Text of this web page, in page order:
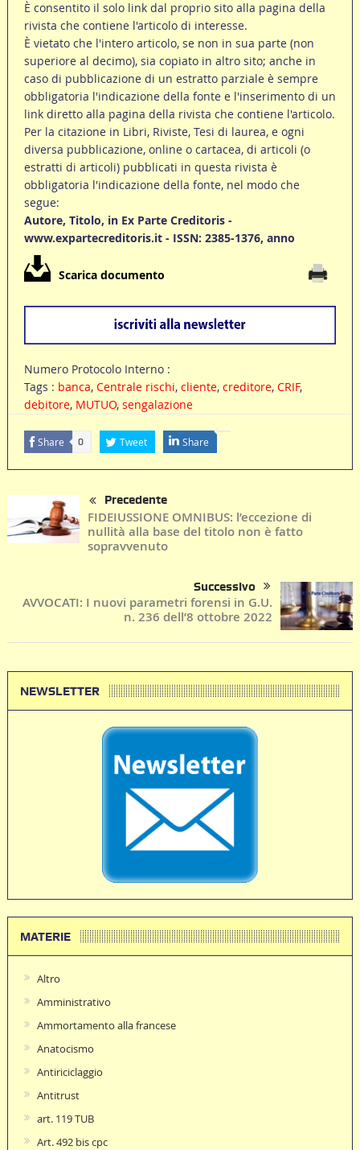
È consentito il solo link dal proprio sito alla pagina della
rivista che contiene l'articolo di interesse.
È vietato che l'intero articolo, se non in sua parte (non
superiore al decimo), sia copiato in altro sito; anche in
caso di pubblicazione di un estratto parziale è sempre
obbligatoria l'indicazione della fonte e l'inserimento di un
link diretto alla pagina della rivista che contiene l'articolo.
Per la citazione in Libri, Riviste, Tesi di laurea, e ogni
diversa pubblicazione, online o cartacea, di articoli (o
estratti di articoli) pubblicati in questa rivista è
obbligatoria l'indicazione della fonte, nel modo che
segue:
Autore, Titolo, in Ex Parte Creditoris -
www.expartecreditoris.it - ISSN: 2385-1376, anno
Scarica documento
Numero Protocolo Interno :
Tags : banca, Centrale rischi, cliente, creditore, CRIF,
debitore, MUTUO, sengalazione
Share 0 Tweet Share
Precedente
FIDEIUSSIONE OMNIBUS: l’eccezione di
nullità alla base del titolo non è fatto
sopravvenuto
Successivo
AVVOCATI: I nuovi parametri forensi in G.U.
n. 236 dell’8 ottobre 2022
NEWSLETTER
MATERIE
Altro
Amministrativo
Ammortamento alla francese
Anatocismo
Antiriciclaggio
Antitrust
art. 119 TUB
Art. 492 bis cpc